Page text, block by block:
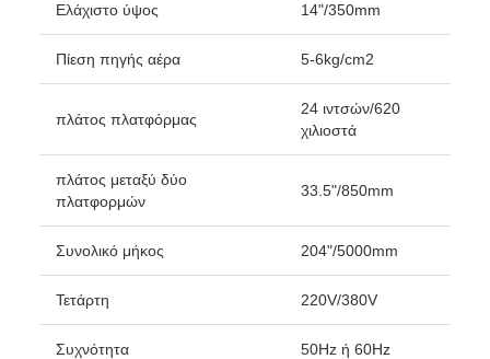
Ελάχιστο ύψος 14"/350mm
Πίεση πηγής αέρα 5-6kg/cm2
πλάτος πλατφόρμας
24 ιντσών/620
χιλιοστά
πλάτος μεταξύ δύο
πλατφορμών
33.5"/850mm
Συνολικό μήκος 204"/5000mm
Τετάρτη 220V/380V
Συχνότητα 50Hz ή 60Hz